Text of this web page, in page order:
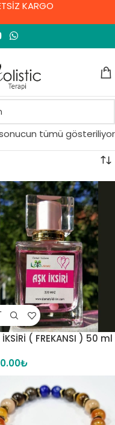
KARGO
tümü gösteriliyor
İKSİRİ ( FREKANSI ) 50 ml
₺